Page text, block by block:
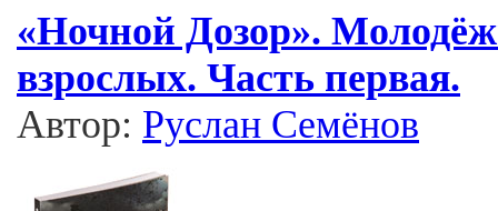
«Ночной Дозор».
взрослых. Часть первая.
Автор: Руслан Семёнов